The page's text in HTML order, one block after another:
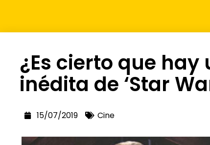
¿Es cierto que
inédita de ‘Star
15/07/2019 Cine